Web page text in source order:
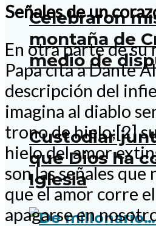
Celebraron
montaña de
medio de
Custodiar
que Dios ha
Iglesia
Señales de un
En otra parte de su
Papa cita a Dante
descripción del
imagina al diablo
trono de hielo;[2]
hielo del amor
son las señales que
que el amor corre
apagarse en